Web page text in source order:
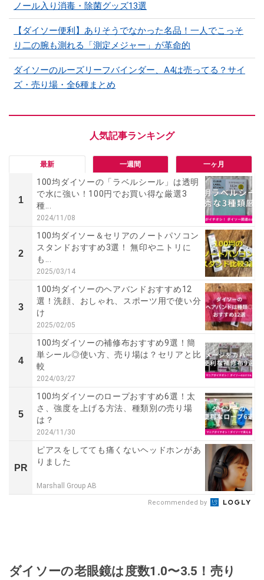
ノール入り消毒・除菌グッズ13選
【ダイソー便利】ありそうでなかった名品！一人でこっそ
り二の腕も測れる「測定メジャー」が革命的
ダイソーのルーズリーフバインダー、A4は売ってる？サイ
ズ・売り場・全6種まとめ
最新 一週間 一ヶ月
1
100均ダイソーの「ラベルシール」は透明
で水に強い！100円でお買い得な厳選3
種...
2024/11/08
2
100均ダイソー＆セリアのノートパソコン
スタンドおすすめ3選！ 無印やニトリに
も...
2025/03/14
3
100均ダイソーのヘアバンドおすすめ12
選！洗顔、おしゃれ、スポーツ用で使い分
け
2025/02/05
4
100均ダイソーの補修布おすすめ9選！簡
単シール◎使い方、売り場は？セリアと比
較
2024/03/27
5
100均ダイソーのロープおすすめ6選！太
さ、強度を上げる方法、種類別の売り場
は？
2024/11/30
PR
ピアスをしてても痛くないヘッドホンがあ
りました
Marshall Group AB
Recommended by
ダイソーの老眼鏡は度数1.0〜3.5！売り